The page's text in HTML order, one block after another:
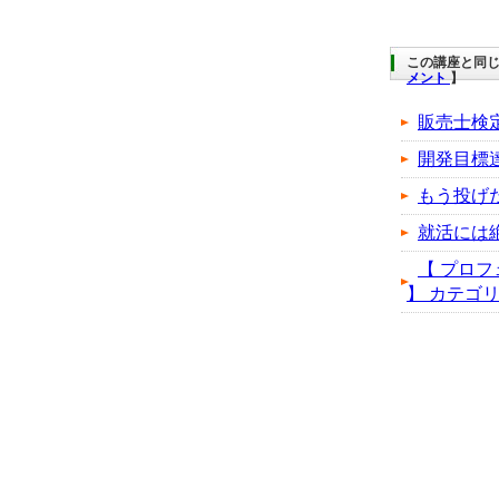
この講座と同
メント】
販売士
開発目標
もう投げ
就活には
【 プロ
】 カテゴ